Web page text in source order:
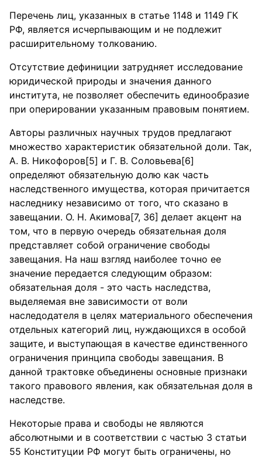
Перечень лиц, указанных в статье 1148 и 1149 ГК
РФ, является исчерпывающим и не подлежит
расширительному толкованию.
Отсутствие дефиниции затрудняет исследование
юридической природы и значения данного
института, не позволяет обеспечить единообразие
при оперировании указанным правовым понятием.
Авторы различных научных трудов предлагают
множество характеристик обязательной доли. Так,
А. В. Никофоров[5] и Г. В. Соловьева[6]
определяют обязательную долю как часть
наследственного имущества, которая причитается
наследнику независимо от того, что сказано в
завещании. О. Н. Акимова[7, 36] делает акцент на
том, что в первую очередь обязательная доля
представляет собой ограничение свободы
завещания. На наш взгляд наиболее точно ее
значение передается следующим образом:
обязательная доля - это часть наследства,
выделяемая вне зависимости от воли
наследодателя в целях материального обеспечения
отдельных категорий лиц, нуждающихся в особой
защите, и выступающая в качестве единственного
ограничения принципа свободы завещания. В
данной трактовке объединены основные признаки
такого правового явления, как обязательная доля в
наследстве.
Некоторые права и свободы не являются
абсолютными и в соответствии с частью 3 статьи
55 Конституции РФ могут быть ограничены, но